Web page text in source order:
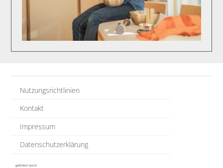
Nutzungsrichtlinien
Kontakt
Impressum
Datenschutzerklärung